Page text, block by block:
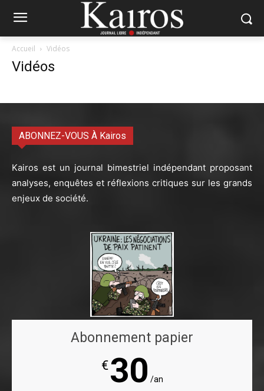
Accueil Vidéos
Vidéos
ABONNEZ-VOUS À Kairos
Kairos est un journal bimestriel indépendant proposant
analyses, enquêtes et réflexions critiques sur les grands
enjeux de société.
Abonnement papier
€30 /an